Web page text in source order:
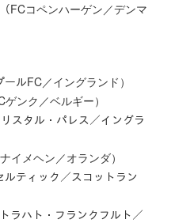
コペンハーゲン／デンマ
FC／イングランド）
ンク／ベルギー）
タル・パレス／イングラ
メヘン／オランダ）
ティック／スコットラン
ハト・フランクフルト／